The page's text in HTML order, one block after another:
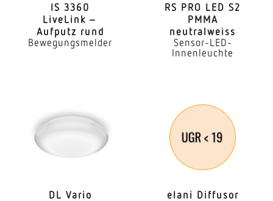
IS 3360
LiveLink –
Aufputz rund
Bewegungsmelder
RS PRO LED S2
PMMA
neutralweiss
Sensor-LED-
Innenleuchte
DL Vario
elani Diffusor